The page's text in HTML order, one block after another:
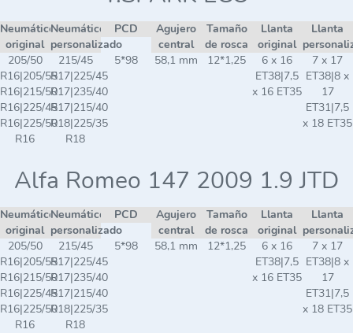
Neumático
original
Neumático
personalizado
PCD
Agujero
central
Tamaño
de rosca
Llanta
original
Llanta
205/50
R16|205/55
R16|215/50
R16|225/45
R16|225/50
R16
215/45
R17|225/45
R17|235/40
R17|215/40
R18|225/35
R18
5*98 58,1 mm 12*1,25
6 x 16
ET38|7,5
x 16 ET35
7 x 17
ET38|8 x
17
ET31|7,5
x 18 ET35
Alfa Romeo 147 2009 1.9 JTD
Neumático
original
Neumático
personalizado
PCD
Agujero
central
Tamaño
de rosca
Llanta
original
Llanta
205/50
R16|205/55
R16|215/50
R16|225/45
R16|225/50
R16
215/45
R17|225/45
R17|235/40
R17|215/40
R18|225/35
R18
5*98 58,1 mm 12*1,25
6 x 16
ET38|7,5
x 16 ET35
7 x 17
ET38|8 x
17
ET31|7,5
x 18 ET35